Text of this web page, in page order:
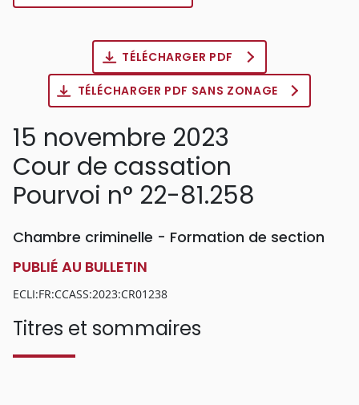
TÉLÉCHARGER PDF
TÉLÉCHARGER PDF SANS ZONAGE
15 novembre 2023
Cour de cassation
Pourvoi n° 22-81.258
Chambre criminelle - Formation de section
PUBLIÉ AU BULLETIN
ECLI:FR:CCASS:2023:CR01238
Titres et sommaires